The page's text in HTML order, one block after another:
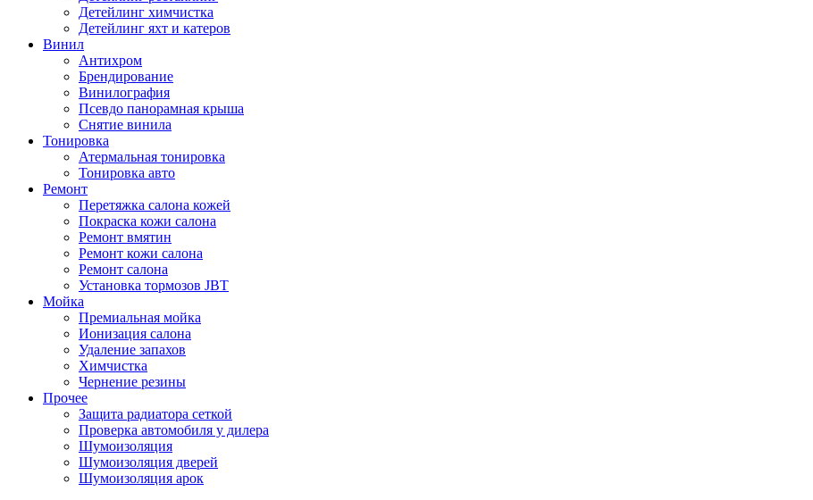
Детейлинг химчистка
Детейлинг яхт и катеров
Винил
Антихром
Брендирование
Винилография
Псевдо панорамная крыша
Снятие винила
Тонировка
Атермальная тонировка
Тонировка авто
Ремонт
Перетяжка салона кожей
Покраска кожи салона
Ремонт вмятин
Ремонт кожи салона
Ремонт салона
Установка тормозов JBT
Мойка
Премиальная мойка
Ионизация салона
Удаление запахов
Химчистка
Чернение резины
Прочее
Защита радиатора сеткой
Проверка автомобиля у дилера
Шумоизоляция
Шумоизоляция дверей
Шумоизоляция арок